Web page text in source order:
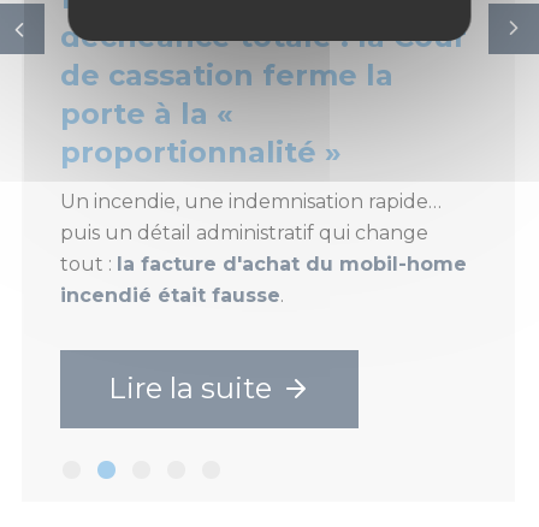
déchéance totale : la Cour
de cassation ferme la
porte à la «
proportionnalité »
Un incendie, une indemnisation rapide…
puis un détail administratif qui change
tout :la facture d'achat du mobil-home
incendié était fausse.
Lire la suite